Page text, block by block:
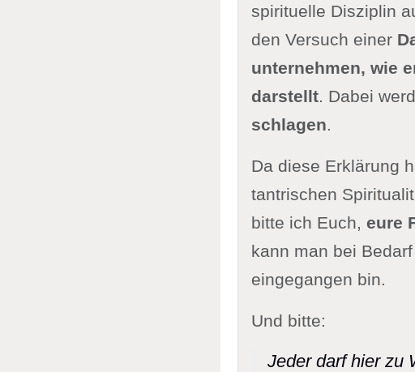
spirituelle Disziplin
den Versuch einer
unternehmen, wie
darstellt. Dabei
schlagen.
Da diese Erklärung
tantrischen
bitte ich Euch, eure
kann man bei
eingegangen bin.
Und bitte:
Jeder darf hier zu